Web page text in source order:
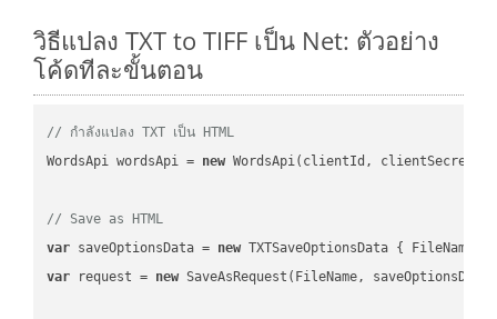
วิธีแปลง TXT to TIFF เป็น Net: ตัวอย่าง
โค้ดทีละขั้นตอน
// กำลังแปลง TXT เป็น HTML
WordsApi wordsApi = new WordsApi(clientId, clientSecret);
// Save as HTML
var saveOptionsData = new TXTSaveOptionsData { FileName =
var request = new SaveAsRequest(FileName,